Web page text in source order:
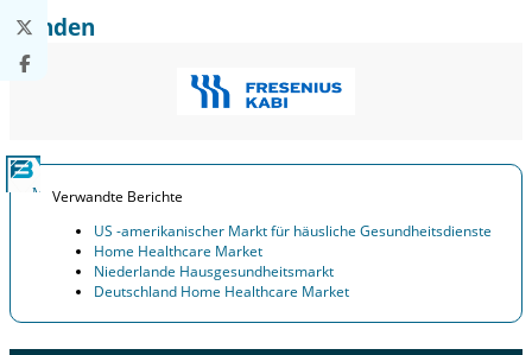
Kunden
Verwandte Berichte
US -amerikanischer Markt für häusliche Gesundheitsdienste
Home Healthcare Market
Niederlande Hausgesundheitsmarkt
Deutschland Home Healthcare Market